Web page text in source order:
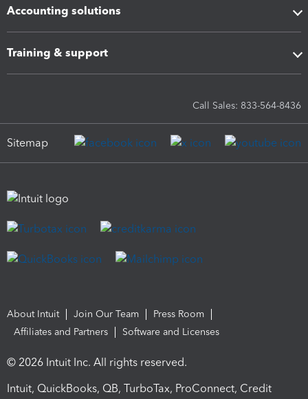
Accounting solutions
Training & support
Call Sales: 833-564-8436
Sitemap
About Intuit Join Our Team
Press Room
Affiliates and Partners
Software and Licenses
© 2026 Intuit Inc. All rights reserved.
Intuit, QuickBooks, QB, TurboTax, ProConnect, Credit